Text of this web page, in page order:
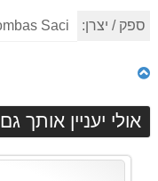
ספק / יצרן:
אולי יעניין אותך גם